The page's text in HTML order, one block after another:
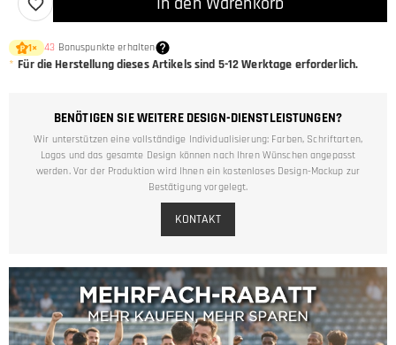
1× 43 Bonuspunkte erhalten
* Für die Herstellung dieses Artikels sind 5-12Werktage erforderlich.
BENÖTIGEN SIE WEITERE DESIGN-DIENSTLEISTUNGEN?
Wir unterstützen eine vollständige Individualisierung: Farben, Schriftarten,
Logos und das gesamte Design können nach Ihren Wünschen angepasst
werden. Vor der Produktion wird Ihnen ein kostenloses Design-Mockup zur
Bestätigung vorgelegt.
KONTAKT